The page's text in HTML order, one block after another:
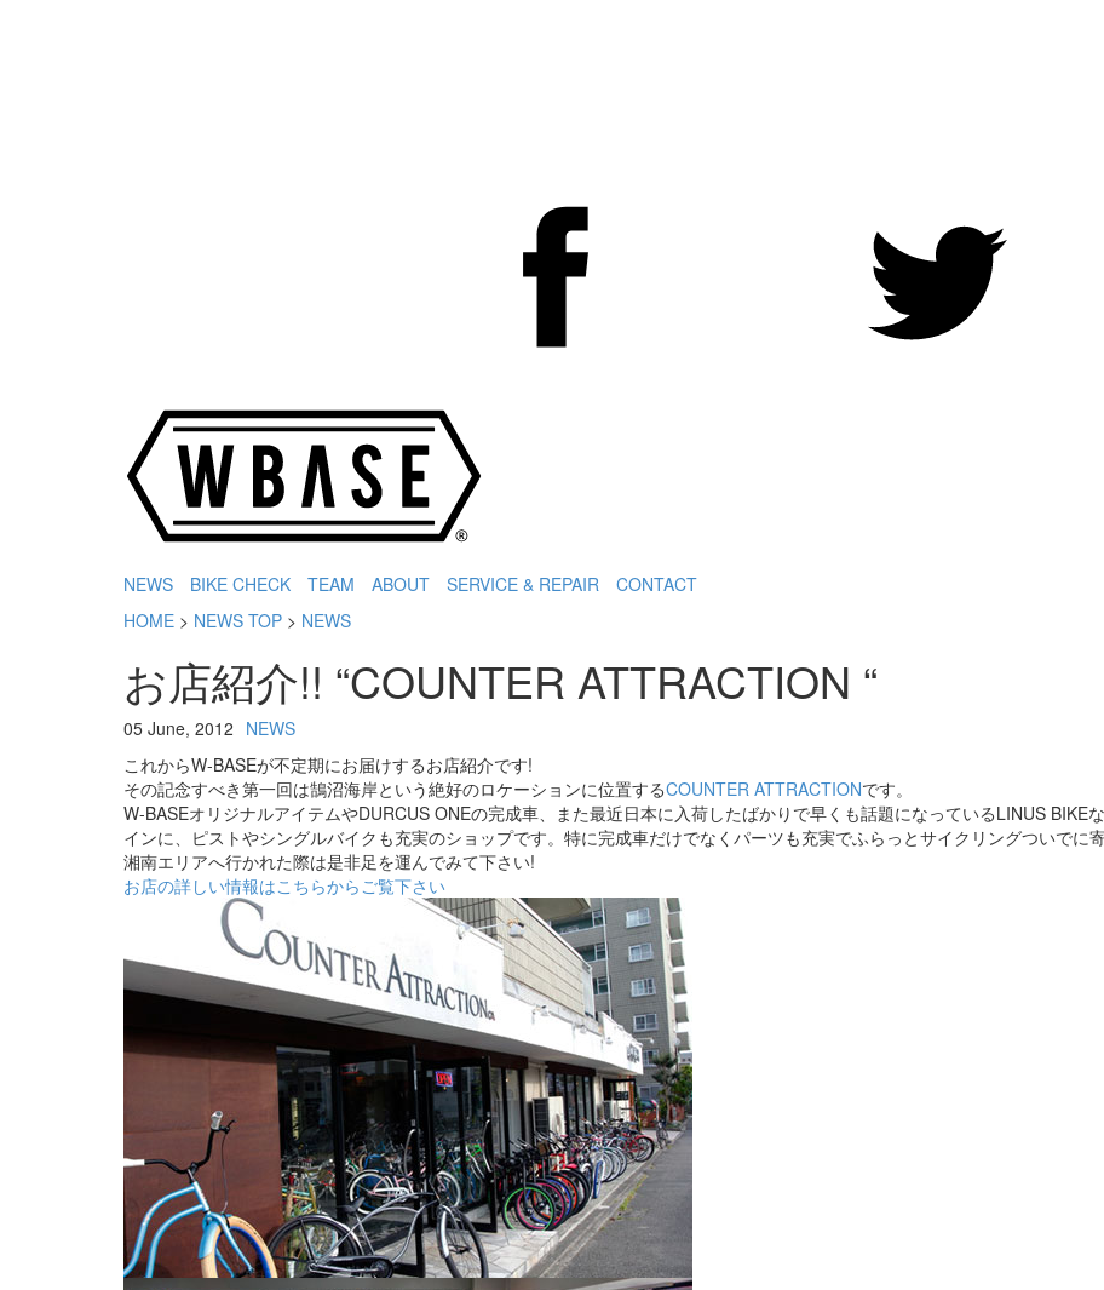
NEWS BIKE CHECK TEAM ABOUT SERVICE & REPAIR CONTACT
HOME > NEWS TOP > NEWS
お店紹介!! “COUNTER ATTRACTION “
05 June, 2012 NEWS
これからW-BASEが不定期にお届けするお店紹介です!
その記念すべき第一回は鵠沼海岸という絶好のロケーションに位置するCOUNTER ATTRACTIONです。
W-BASEオリジナルアイテムやDURCUS ONEの完成車、また最近日本に入荷したばかりで早くも話題になっているLINUS BIKE
インに、ピストやシングルバイクも充実のショップです。特に完成車だけでなくパーツも充実でふらっとサイクリングついでに
湘南エリアへ行かれた際は是非足を運んでみて下さい!
お店の詳しい情報はこちらからご覧下さい